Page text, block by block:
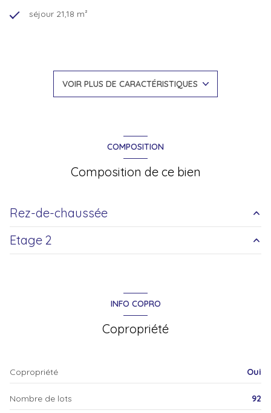
séjour 21,18 m²
1 niveau(x)
3 étage(s)
VOIR PLUS DE CARACTÉRISTIQUES
COMPOSITION
Composition de ce bien
Rez-de-chaussée
salon/sejour
Etage 2
INFO COPRO
Copropriété
Copropriété Oui
Nombre de lots 92